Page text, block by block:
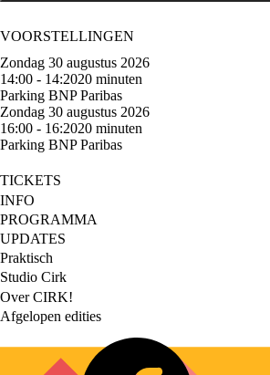
VOORSTELLINGEN
Zondag 30 augustus 2026
14:00 - 14:2020 minuten
Parking BNP Paribas
Zondag 30 augustus 2026
16:00 - 16:2020 minuten
Parking BNP Paribas
Footer
main
TICKETS
INFO
PROGRAMMA
UPDATES
Footer
secondary
Praktisch
Studio Cirk
Over CIRK!
Afgelopen edities
Social